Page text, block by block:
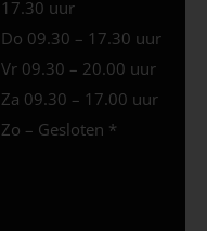
17.30 uur
Do 09.30 – 17.30 uur
Vr 09.30 – 20.00 uur
Za 09.30 – 17.00 uur
Zo – Gesloten *